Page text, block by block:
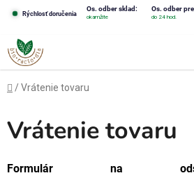
obsah
Rýchlosť doručenia
Os. odber sklad: Os. odber
okamžite do 24 hod.
Domov
/Vrátenie tovaru
Vrátenie tovaru
Formulár na